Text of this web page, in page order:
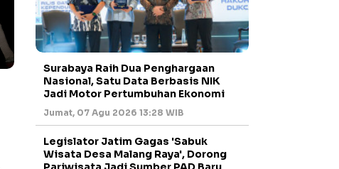
Surabaya Raih Dua Penghargaan
Nasional, Satu Data Berbasis NIK
Jadi Motor Pertumbuhan Ekonomi
Jumat, 07 Agu 2026 13:28 WIB
Legislator Jatim Gagas 'Sabuk
Wisata Desa Malang Raya', Dorong